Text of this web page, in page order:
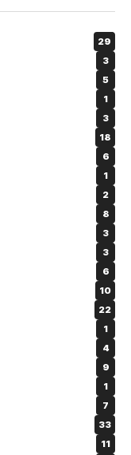
29
3
5
1
3
18
6
1
2
8
3
3
6
10
22
1
4
9
1
7
33
11